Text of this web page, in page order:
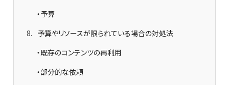
・予算
8
予算やリソースが限られている場合の対処法
・既存のコンテンツの再利用
・部分的な依頼